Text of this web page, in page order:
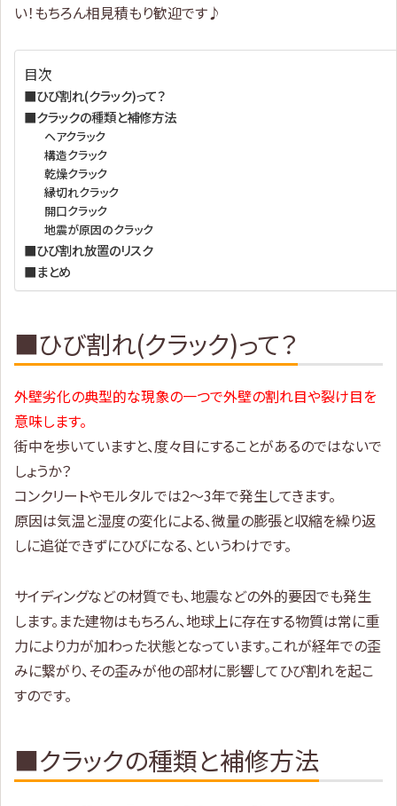
い！もちろん相見積もり歓迎です♪
目次
■ひび割れ(クラック)って？
■クラックの種類と補修方法
ヘアクラック
構造クラック
乾燥クラック
縁切れクラック
開口クラック
地震が原因のクラック
■ひび割れ放置のリスク
■まとめ
■ひび割れ(クラック)って？
外壁劣化の典型的な現象の一つで外壁の割れ目や裂け目を
意味します。
街中を歩いていますと、度々目にすることがあるのではないで
しょうか？
コンクリートやモルタルでは2～3年で発生してきます。
原因は気温と湿度の変化による、微量の膨張と収縮を繰り返
しに追従できずにひびになる、というわけです。
サイディングなどの材質でも、地震などの外的要因でも発生
します。また建物はもちろん、地球上に存在する物質は常に重
力により力が加わった状態となっています。これが経年での歪
みに繋がり、その歪みが他の部材に影響してひび割れを起こ
すのです。
■クラックの種類と補修方法